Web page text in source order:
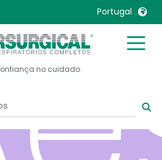
Portugal
Kingdom
States
Nederlands
Français
English
Malaysia
Mexico
no cuidado